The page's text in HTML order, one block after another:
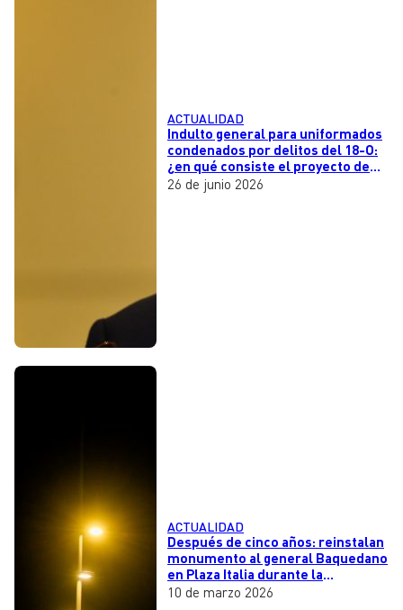
ACTUALIDAD
Indulto general para uniformados
condenados por delitos del 18-O:
¿en qué consiste el proyecto de
republicanos y libertarios?
26 de junio 2026
ACTUALIDAD
Después de cinco años: reinstalan
monumento al general Baquedano
en Plaza Italia durante la
madrugada
10 de marzo 2026